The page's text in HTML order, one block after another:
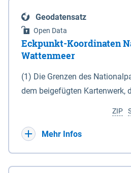
Geodatensatz
Open Data
Eckpunkt-Koordinaten
Wattenmeer
(1) Die Grenzen des
dem beigefügten Kartenwerk,
(DTK) im Maßstab 1 : 100
verkleinerte Amtliche Karte 1 :
ZIP
Mehr Infos